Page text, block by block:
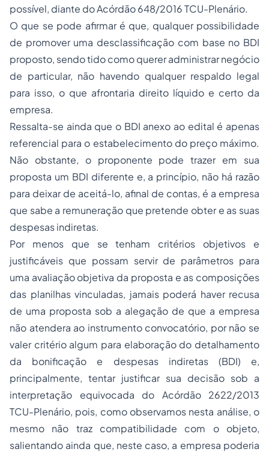
possível, diante do Acórdão 648/2016 TCU-Plenário.
O que se pode afirmar é que, qualquer possibilidade
de promover uma desclassificação com base no BDI
proposto, sendo tido como querer administrar negócio
de particular, não havendo qualquer respaldo legal
para isso, o que afrontaria direito líquido e certo da
empresa.
Ressalta-se ainda que o BDI anexo ao edital é apenas
referencial para o estabelecimento do preço máximo.
Não obstante, o proponente pode trazer em sua
proposta um BDI diferente e, a princípio, não há razão
para deixar de aceitá-lo, afinal de contas, é a empresa
que sabe a remuneração que pretende obter e as suas
despesas indiretas.
Por menos que se tenham critérios objetivos e
justificáveis que possam servir de parâmetros para
uma avaliação objetiva da proposta e as composições
das planilhas vinculadas, jamais poderá haver recusa
de uma proposta sob a alegação de que a empresa
não atendera ao instrumento convocatório, por não se
valer critério algum para elaboração do detalhamento
da bonificação e despesas indiretas (BDI) e,
principalmente, tentar justificar sua decisão sob a
interpretação equivocada do Acórdão 2622/2013
TCU-Plenário, pois, como observamos nesta análise, o
mesmo não traz compatibilidade com o objeto,
salientando ainda que, neste caso, a empresa poderia